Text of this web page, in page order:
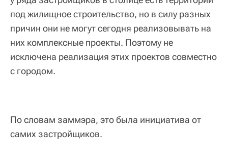
под жилищное строительство, но в силу разных
причин они не могут сегодня реализовывать на
них комплексные проекты. Поэтому не
исключена реализация этих проектов совместно
с городом.
По словам заммэра, это была инициатива от
самих застройщиков.